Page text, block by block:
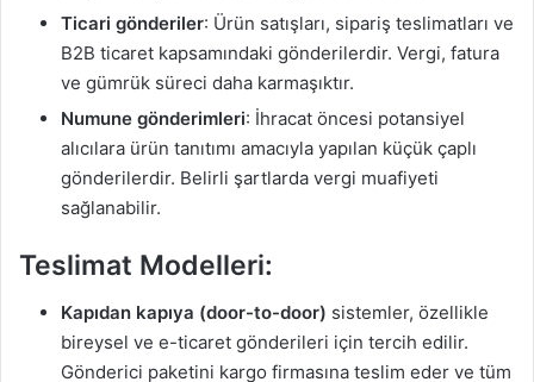
Ticari gönderiler: Ürün satışları, sipariş teslimatları ve
B2B ticaret kapsamındaki gönderilerdir. Vergi, fatura
ve gümrük süreci daha karmaşıktır.
Numune gönderimleri: İhracat öncesi potansiyel
alıcılara ürün tanıtımı amacıyla yapılan küçük çaplı
gönderilerdir. Belirli şartlarda vergi muafiyeti
sağlanabilir.
Teslimat Modelleri:
Kapıdan kapıya (door-to-door) sistemler, özellikle
bireysel ve e-ticaret gönderileri için tercih edilir.
Gönderici paketini kargo firmasına teslim eder ve tüm